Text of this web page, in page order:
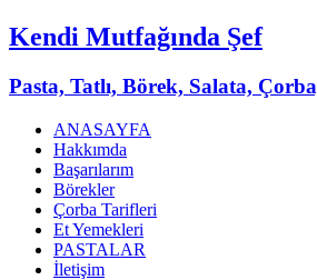
Kendi Mutfağında Şef
Pasta, Tatlı, Börek, Salata,
ANASAYFA
Hakkımda
Başarılarım
Börekler
Çorba Tarifleri
Et Yemekleri
PASTALAR
İletişim